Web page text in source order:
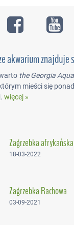
akwarium znajduje
the Georgia
mieści się
więcej »
Zagrzebka
18-03-2022
Zagrzebka Rachowa
03-09-2021